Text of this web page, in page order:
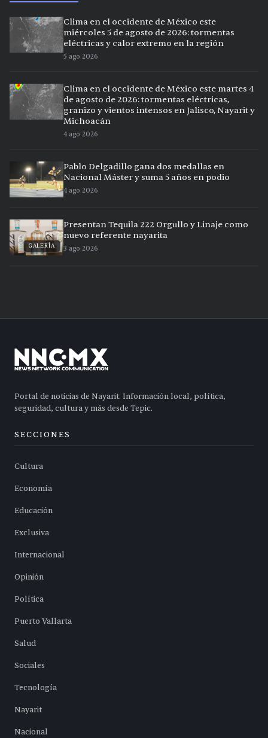
Clima en el occidente de México este
miércoles 5 de agosto de 2026: tormentas
eléctricas y calor extremo en la región
5 ago 2026
Clima en el occidente de México este martes 4
de agosto de 2026: tormentas eléctricas,
granizo y vientos intensos en Jalisco, Nayarit y
Michoacán
4 ago 2026
Pablo Delgadillo gana dos medallas en
Nacional Máster y suma 5 años en podio
4 ago 2026
GALERÍA
Presentan Tequila 222 Orgullo y Linaje como
nuevo referente nayarita
3 ago 2026
Portal de noticias de Nayarit. Información local, política,
seguridad, cultura y más desde Tepic.
SECCIONES
Cultura
Economía
Educación
Exclusiva
Internacional
Opinión
Política
Puerto Vallarta
Salud
Sociales
Tecnología
Nayarit
Nacional